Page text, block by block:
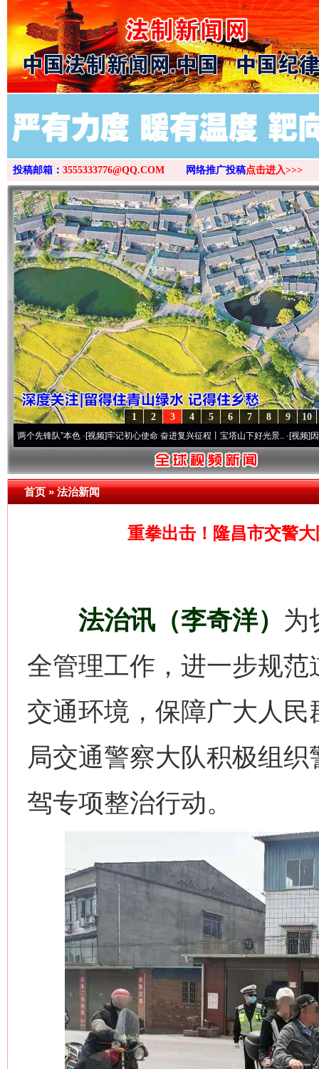
>
投稿邮箱： 3555333776@QQ.COM 网络推广投稿点击进入>>>
10
9
8
7
6
5
4
3
2
1
队”本色·[视频]牢记初心使命 奋进复兴征程丨宝塔山下好光景..·[视频]因党而生 为
首页»法治新闻
重拳出击！隆昌市交警
法治讯（李奇洋） 为
全管理工作，进一步规
交通环境，保障广大人
局交通警察大队积极组
驾专项整治行动。